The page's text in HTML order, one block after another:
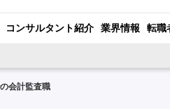
コンサルタント紹介 業界情報 転職
会計監査職